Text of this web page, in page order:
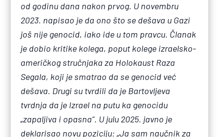
od godinu dana nakon prvog. U novembru
2023. napisao je da ono što se dešava u Gazi
još nije genocid, iako ide u tom pravcu. Članak
je dobio kritike kolega, poput kolege izraelsko-
američkog stručnjaka za Holokaust Raza
Segala, koji je smatrao da se genocid već
dešava. Drugi su tvrdili da je Bartovljeva
tvrdnja da je Izrael na putu ka genocidu
„zapaljiva i opasna“. U julu 2025. javno je
deklarisao novu poziciju: „Ja sam naučnik za